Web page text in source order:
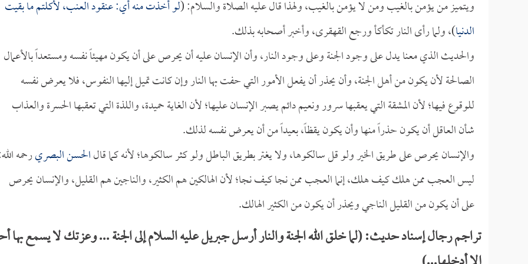
ويتميز من يؤمن بالغيب ومن لا يؤمن بالغيب، ولهذا قال عليه الصلاة والسلام: (لو أخذت منه أي: عنقود العنب، لأكلتم ما بقيت
الدنيا)، ولما رأى النار تكأكأ ورجع القهقرى، وأخبر أصحابه بذلك.
والحديث الذي معنا يدل على وجود الجنة وعلى وجود النار، وأن الإنسان عليه أن يحرص على أن يكون مهيئاً نفسه ومستعداً بالأعمال
الصالحة لأن يكون من أهل الجنة، وأن يحذر أن يفعل الأمور التي حفت بها النار وإن كانت تميل إليها النفوس، فلا يعرض نفسه
للوقوع فيها؛ لأن المشقة التي يعقبها سرور ونعيم دائم يصبر الإنسان عليها؛ لأن الغاية حميدة، واللذة التي تعقبها الحسرة والعذاب
شأن العاقل أن يكون حذراً منها وأن يكون يقظاً، بعيداً من أن يعرض نفسه لذلك.
والإنسان يحرص على طريق الخير ولو قل سالكوها، ولا يغتر بطريق الباطل ولو كثر سالكوها؛ لأنه كما قالالحسن البصريرحمه
ليس العجب ممن هلك كيف هلك، إنما العجب ممن نجا كيف نجا؛ لأن الهالكين هم الكثير، والناجين هم القليل، والإنسان يحرص
على أن يكون من القليل الناجي ويحذر أن يكون من الكثير الهالك.
تراجم رجال إسناد حديث: (لما خلق الله الجنة والنار أرسل جبريل عليه السلام إلى الجنة ... وعزتك لا يسمع بها